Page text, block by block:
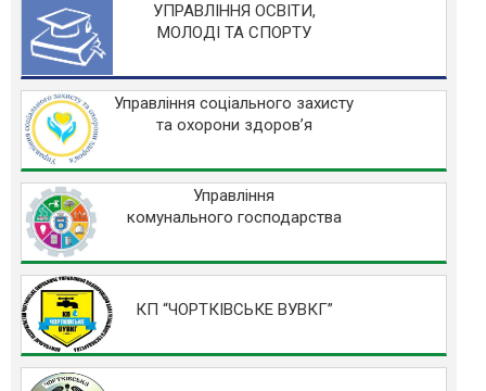
УПРАВЛІННЯ ОСВІТИ,
МОЛОДІ ТА СПОРТУ
Управління соціального захисту
та охорони здоров’я
Управління
комунального господарства
КП “ЧОРТКІВСЬКЕ ВУВКГ”